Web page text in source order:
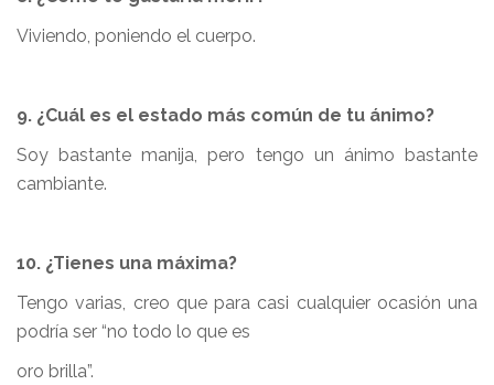
Viviendo, poniendo el cuerpo.
9. ¿Cuál es el estado más común de tu ánimo?
Soy bastante manija, pero tengo un ánimo bastante
cambiante.
10. ¿Tienes una máxima?
Tengo varias, creo que para casi cualquier ocasión una
podría ser “no todo lo que es
oro brilla”.